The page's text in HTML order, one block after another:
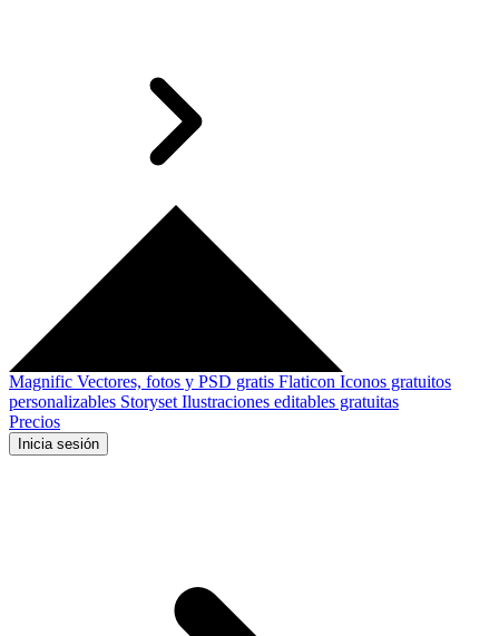
Magnific Vectores, fotos y PSD gratis Flaticon Iconos gratuitos
personalizables Storyset Ilustraciones editables gratuitas
Precios
Inicia sesión